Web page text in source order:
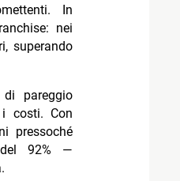
In
nei
superando
pareggio
costi. Con
pressoché
del 92% —